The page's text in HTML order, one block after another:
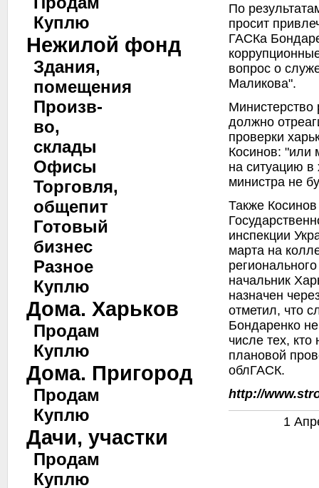
Куплю
Нежилой фонд
Здания,
помещения
Произв-
во,
склады
Офисы
Торговля,
общепит
Готовый
бизнес
Разное
Куплю
Дома. Харьков
Продам
Куплю
Дома. Пригород
Продам
Куплю
Дачи, участки
Продам
Куплю
По
просит
ГАСКа
вопрос о
Маликова".
Министерство
должно
проверки
Косинов: "или
на ситуацию в
министра не
Также
инспекции
марта на
начальник
назначен
отметил, что
Бондаренко
числе тех,
плановой
облГАСК.
http://
1